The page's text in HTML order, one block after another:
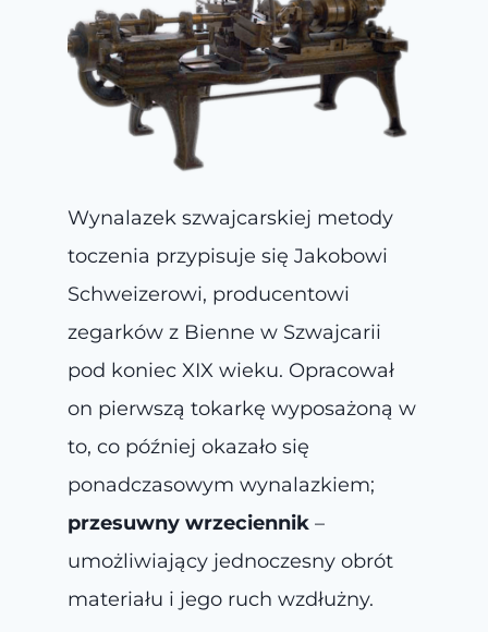
Wynalazek szwajcarskiej metody
toczenia przypisuje się Jakobowi
Schweizerowi, producentowi
zegarków z Bienne w Szwajcarii
pod koniec XIX wieku. Opracował
on pierwszą tokarkę wyposażoną w
to, co później okazało się
ponadczasowym wynalazkiem;
przesuwny wrzeciennik –
umożliwiający jednoczesny obrót
materiału i jego ruch wzdłużny.